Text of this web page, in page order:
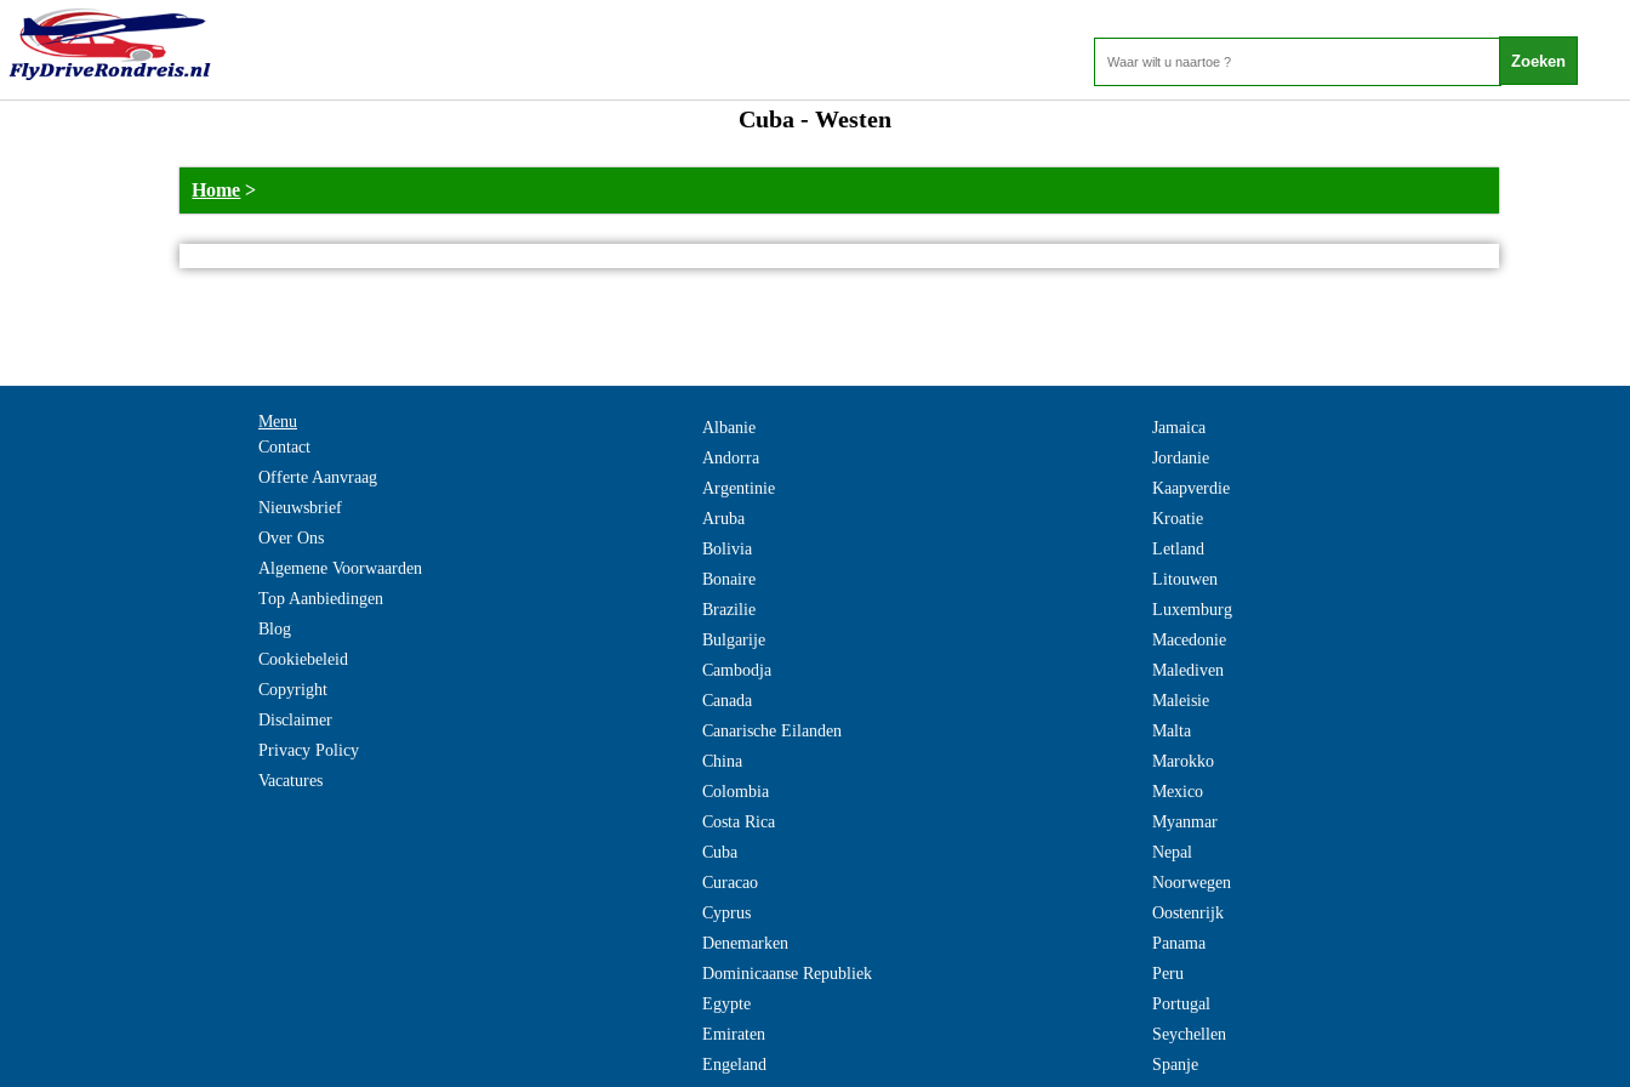
Cuba - Westen
Home >
Menu
Contact
Offerte Aanvraag
Nieuwsbrief
Over Ons
Algemene Voorwaarden
Top Aanbiedingen
Blog
Cookiebeleid
Copyright
Disclaimer
Privacy Policy
Vacatures
Albanie
Andorra
Argentinie
Aruba
Bolivia
Bonaire
Brazilie
Bulgarije
Cambodja
Canada
Canarische Eilanden
China
Colombia
Costa Rica
Cuba
Curacao
Cyprus
Denemarken
Dominicaanse Republiek
Egypte
Emiraten
Engeland
Jamaica
Jordanie
Kaapverdie
Kroatie
Letland
Litouwen
Luxemburg
Macedonie
Malediven
Maleisie
Malta
Marokko
Mexico
Myanmar
Nepal
Noorwegen
Oostenrijk
Panama
Peru
Portugal
Seychellen
Spanje